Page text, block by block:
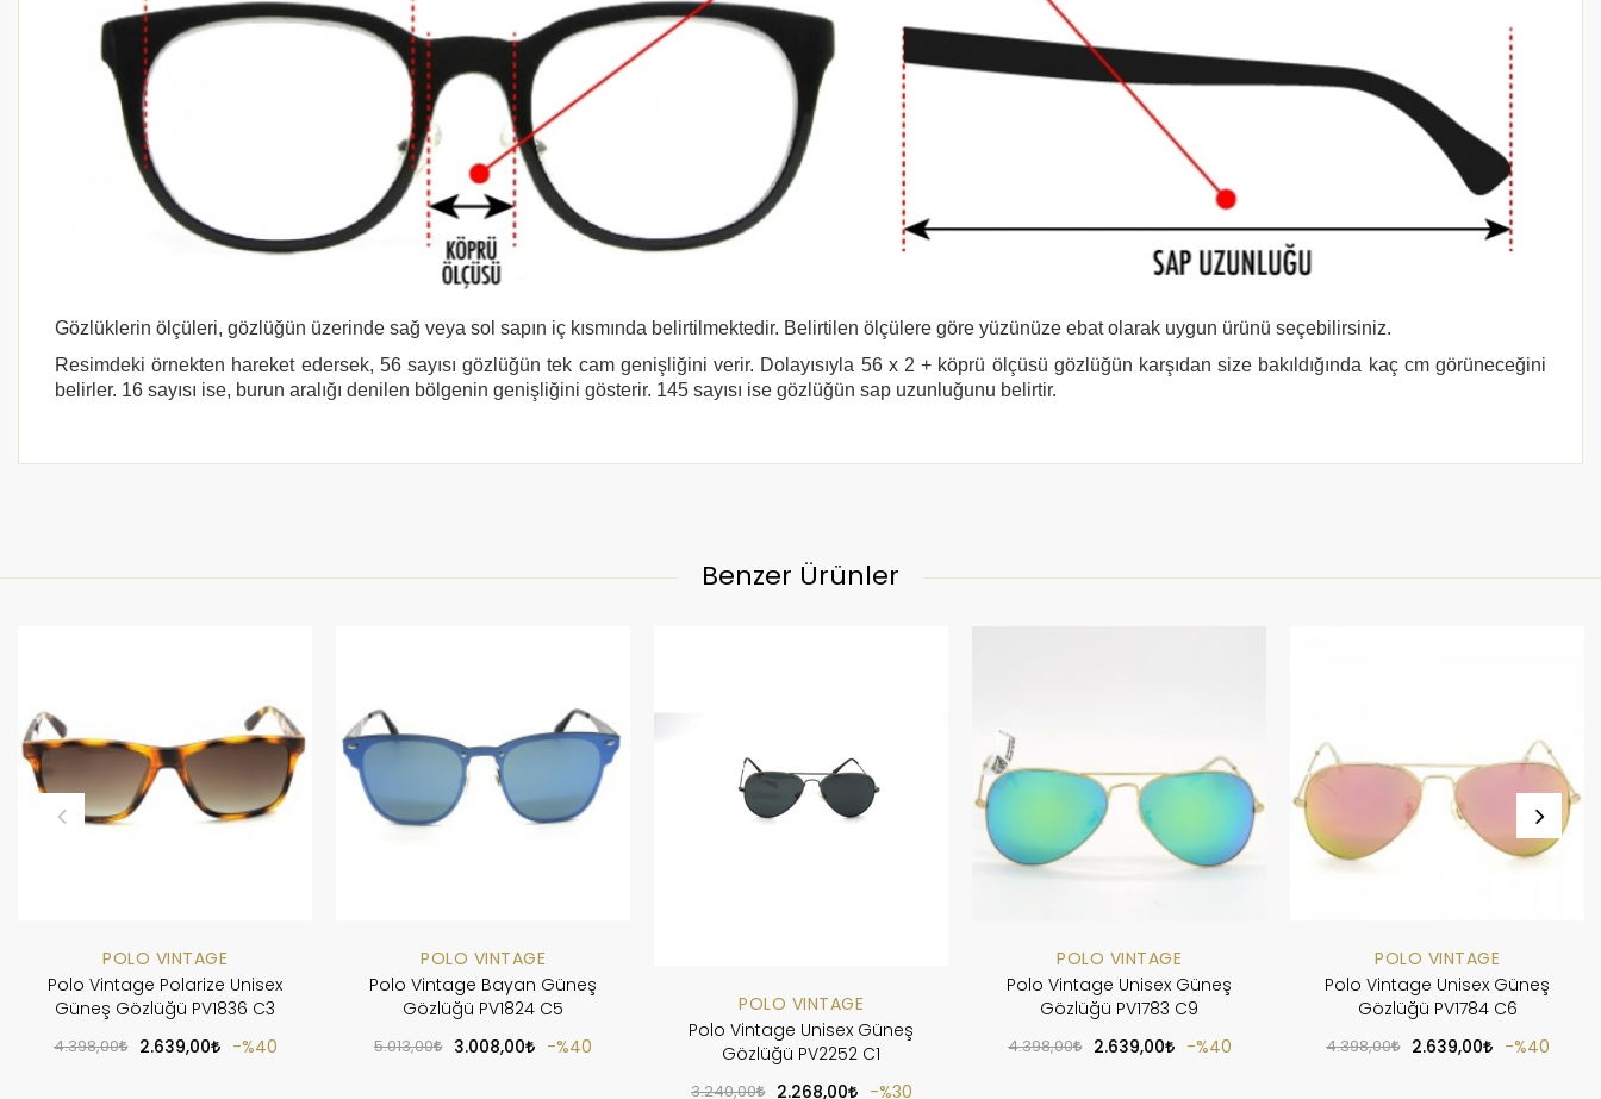
Gözlüklerin ölçüleri, gözlüğün üzerinde sağ veya sol sapın iç kısmında belirtilmektedir. Belirtilen ölçülere göre yüzünüze ebat olarak uygun ürünü seçebilirsiniz.
Resimdeki örnekten hareket edersek, 56 sayısı gözlüğün tek cam genişliğini verir. Dolayısıyla 56 x 2 + köprü ölçüsü gözlüğün karşıdan size bakıldığında kaç cm görüneceğini
belirler. 16 sayısı ise, burun aralığı denilen bölgenin genişliğini gösterir. 145 sayısı ise gözlüğün sap uzunluğunu belirtir.
Benzer Ürünler
POLO VINTAGE
Polo Vintage Polarize Unisex
Güneş Gözlüğü PV1836 C3
4.398,00 2.639,00 %40
POLO VINTAGE
Polo Vintage Bayan Güneş
Gözlüğü PV1824 C5
5.013,00 3.008,00 %40
POLO VINTAGE
Polo Vintage Unisex Güneş
Gözlüğü PV2252 C1
3.240,00 2.268,00 %30
POLO VINTAGE
Polo Vintage Unisex Güneş
Gözlüğü PV1783 C9
4.398,00 2.639,00 %40
POLO VINTAGE
Polo Vintage Unisex Güneş
Gözlüğü PV1784 C6
4.398,00 2.639,00 %40